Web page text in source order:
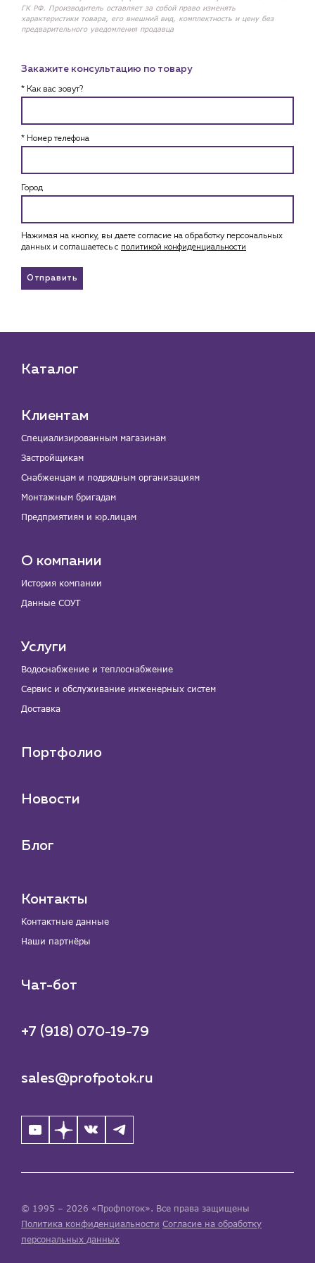
ГК РФ. Производитель оставляет за собой право изменять
характеристики товара, его внешний вид, комплектность и цену без
предварительного уведомления продавца
Закажите консультацию по товару
* Как вас зовут?
* Номер телефона
Город
Нажимая на кнопку, вы даете согласие на обработку персональных
данных и соглашаетесь c политикой конфиденциальности
Отправить
Каталог
Клиентам
Специализированным магазинам
Застройщикам
Снабженцам и подрядным организациям
Монтажным бригадам
Предприятиям и юр.лицам
О компании
История компании
Данные СОУТ
Услуги
Водоснабжение и теплоснабжение
Сервис и обслуживание инженерных систем
Доставка
Портфолио
Новости
Блог
Контакты
Контактные данные
Наши партнёры
Чат-бот
+7 (918) 070-19-79
sales@profpotok.ru
© 1995 – 2026 «Профпоток». Все права защищены
Политика конфиденциальности Согласие на обработку
персональных данных